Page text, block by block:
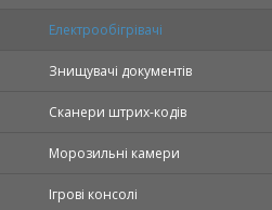
Електрообігрівачі
Знищувачі документів
Сканери штрих-кодів
Морозильні камери
Ігрові консолі